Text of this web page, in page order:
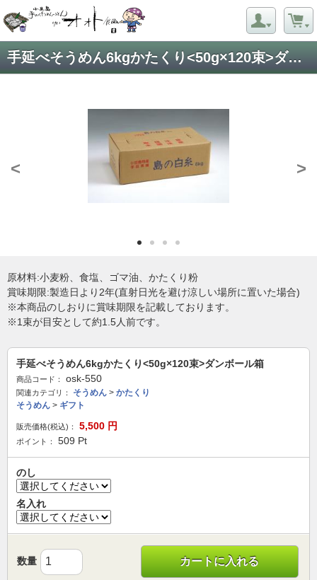
手延べそうめん6kgかたくり<50g×120束>ダンボール箱
< >
原材料:小麦粉、食塩、ゴマ油、かたくり粉
賞味期限:製造日より2年(直射日光を避け涼しい場所に置いた場合)
※本商品のしおりに賞味期限を記載しております。
※1束が目安として約1.5人前です。
手延べそうめん6kgかたくり<50g×120束>ダンボール箱
商品コード： osk-550
関連カテゴリ： そうめん > かたくり
そうめん > ギフト
販売価格(税込)： 5,500 円
ポイント： 509 Pt
のし
名入れ
数量 カートに入れる